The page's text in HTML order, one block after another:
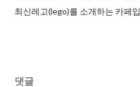
최신레고(lego)를 소개하는 카페
댓글